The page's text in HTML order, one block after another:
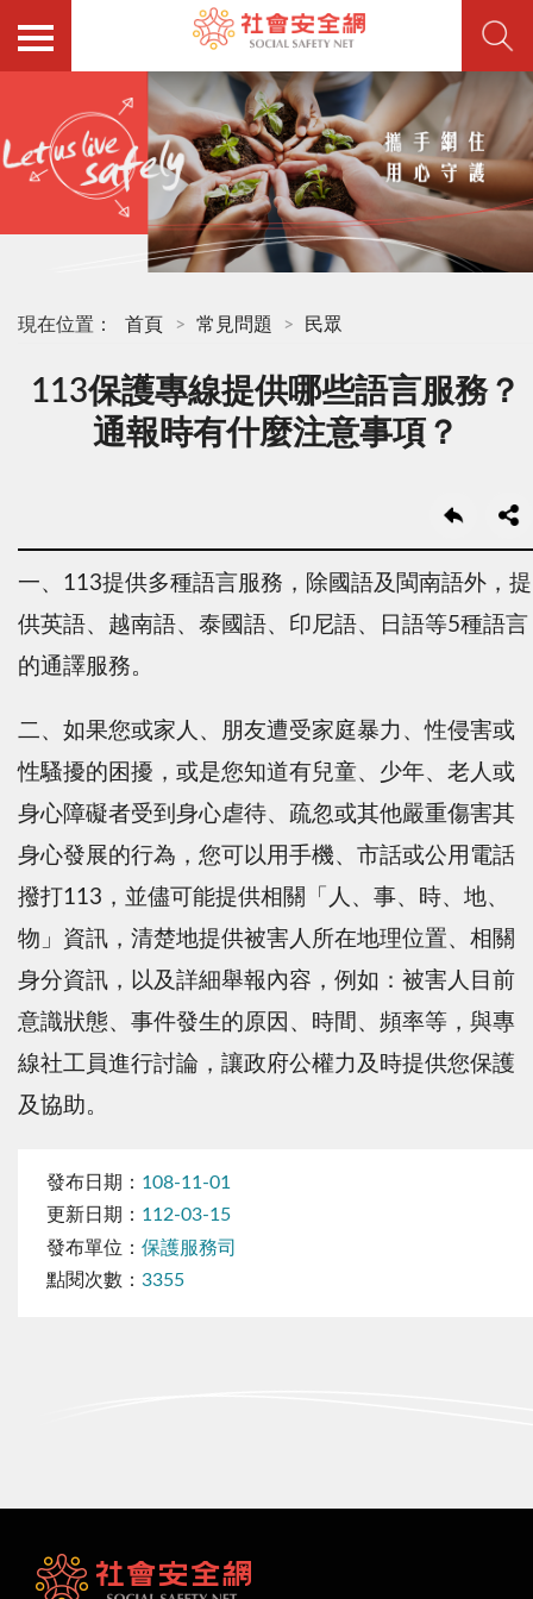
現在位置： 首頁 常見問題 民眾
113保護專線提供哪些語言服務？
通報時有什麼注意事項？
一、113提供多種語言服務，除國語及閩南語外，提
供英語、越南語、泰國語、印尼語、日語等5種語言
的通譯服務。
二、如果您或家人、朋友遭受家庭暴力、性侵害或
性騷擾的困擾，或是您知道有兒童、少年、老人或
身心障礙者受到身心虐待、疏忽或其他嚴重傷害其
身心發展的行為，您可以用手機、市話或公用電話
撥打113，並儘可能提供相關「人、事、時、地、
物」資訊，清楚地提供被害人所在地理位置、相關
身分資訊，以及詳細舉報內容，例如：被害人目前
意識狀態、事件發生的原因、時間、頻率等，與專
線社工員進行討論，讓政府公權力及時提供您保護
及協助。
發布日期： 108-11-01
更新日期： 112-03-15
發布單位： 保護服務司
點閱次數： 3355